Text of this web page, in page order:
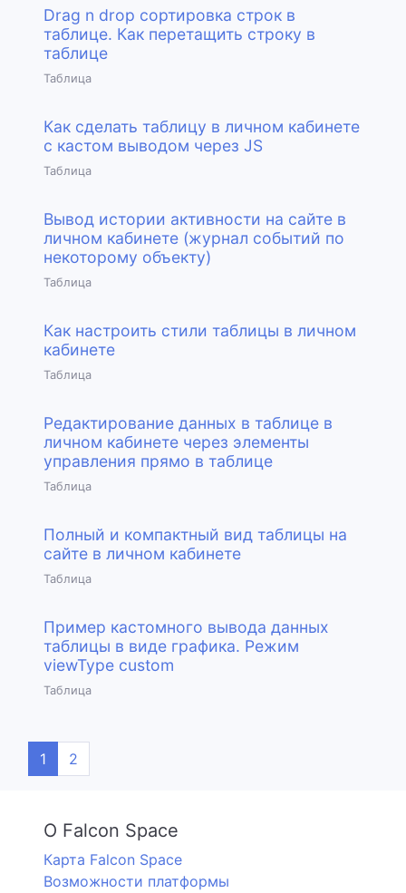
Drag n drop сортировка строк в
таблице. Как перетащить строку в
таблице
Таблица
Как сделать таблицу в личном кабинете
с кастом выводом через JS
Таблица
Вывод истории активности на сайте в
личном кабинете (журнал событий по
некоторому объекту)
Таблица
Как настроить стили таблицы в личном
кабинете
Таблица
Редактирование данных в таблице в
личном кабинете через элементы
управления прямо в таблице
Таблица
Полный и компактный вид таблицы на
сайте в личном кабинете
Таблица
Пример кастомного вывода данных
таблицы в виде графика. Режим
viewType custom
Таблица
1 2
О Falcon Space
Карта Falcon Space
Возможности платформы